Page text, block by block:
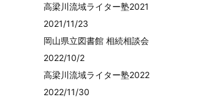
高梁川流域ライター塾2021
2021/11/23
岡山県立図書館 相続相談会
2022/10/2
高梁川流域ライター塾2022
2022/11/30